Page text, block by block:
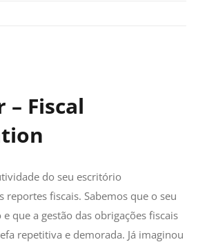
Fiscal
do seu escritório
reportes fiscais. Sabemos que o seu
que a gestão das obrigações fiscais
repetitiva e demorada. Já imaginou